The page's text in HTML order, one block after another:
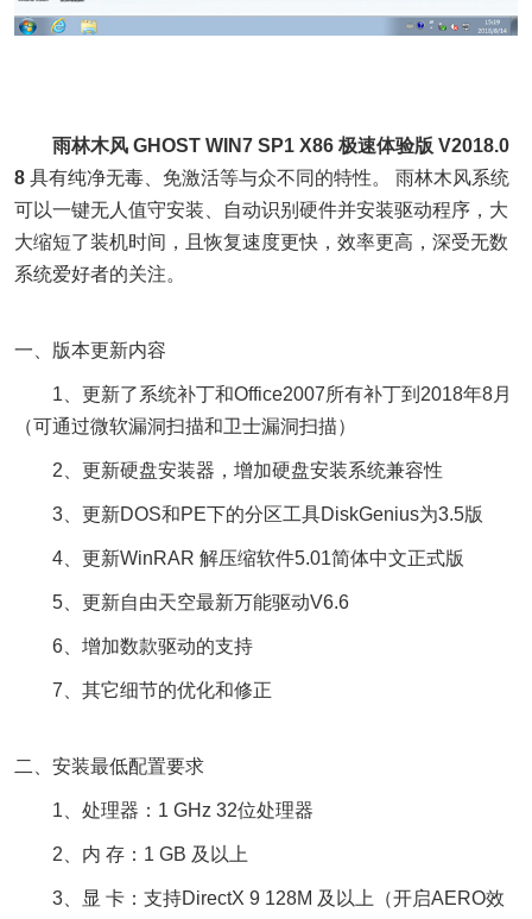
雨林木风 GHOST WIN7 SP1 X86 极速体验版 V2018.0
8 具有纯净无毒、免激活等与众不同的特性。 雨林木风系统
可以一键无人值守安装、自动识别硬件并安装驱动程序，大
大缩短了装机时间，且恢复速度更快，效率更高，深受无数
系统爱好者的关注。
一、版本更新内容
1、更新了系统补丁和Office2007所有补丁到2018年8月
（可通过微软漏洞扫描和卫士漏洞扫描）
2、更新硬盘安装器，增加硬盘安装系统兼容性
3、更新DOS和PE下的分区工具DiskGenius为3.5版
4、更新WinRAR 解压缩软件5.01简体中文正式版
5、更新自由天空最新万能驱动V6.6
6、增加数款驱动的支持
7、其它细节的优化和修正
二、安装最低配置要求
1、处理器：1 GHz 32位处理器
2、内 存：1 GB 及以上
3、显 卡：支持DirectX 9 128M 及以上（开启AERO效